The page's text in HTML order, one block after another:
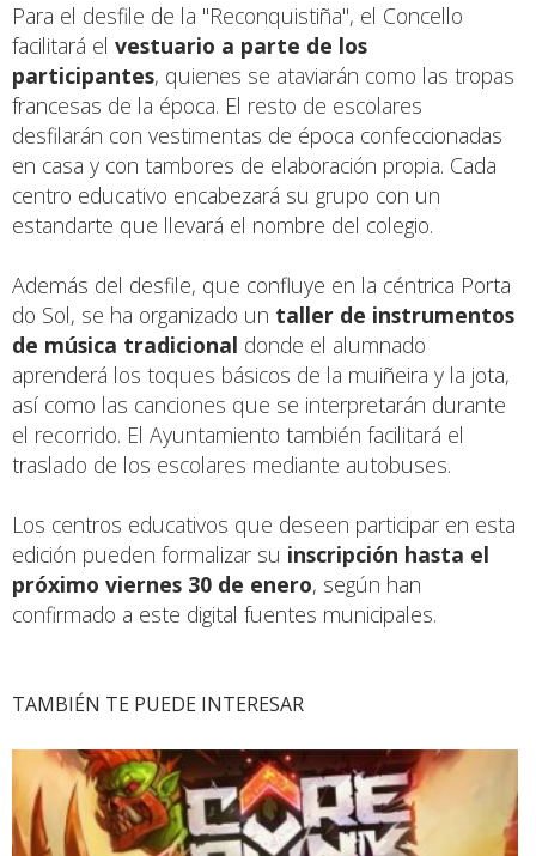
Para el desfile de la "Reconquistiña", el Concello
facilitará el vestuario a parte de los
participantes, quienes se ataviarán como las tropas
francesas de la época. El resto de escolares
desfilarán con vestimentas de época confeccionadas
en casa y con tambores de elaboración propia. Cada
centro educativo encabezará su grupo con un
estandarte que llevará el nombre del colegio.
Además del desfile, que confluye en la céntrica Porta
do Sol, se ha organizado un taller de instrumentos
de música tradicional donde el alumnado
aprenderá los toques básicos de la muiñeira y la jota,
así como las canciones que se interpretarán durante
el recorrido. El Ayuntamiento también facilitará el
traslado de los escolares mediante autobuses.
Los centros educativos que deseen participar en esta
edición pueden formalizar su inscripción hasta el
próximo viernes 30 de enero, según han
confirmado a este digital fuentes municipales.
TAMBIÉN TE PUEDE INTERESAR